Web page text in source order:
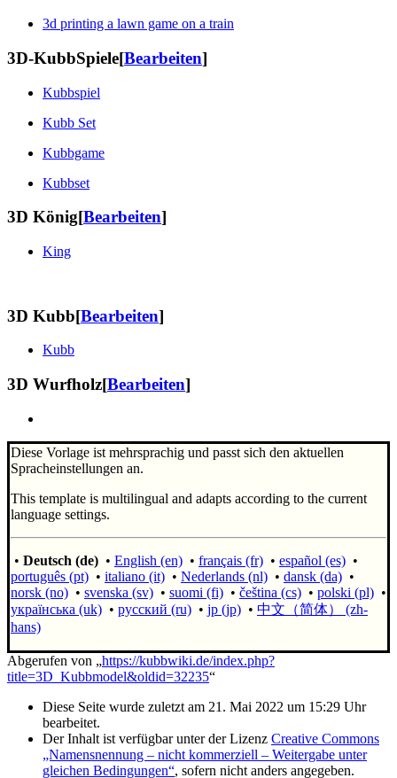
3d printing a lawn game on a train
3D-KubbSpiele[Bearbeiten]
Kubbspiel
Kubb Set
Kubbgame
Kubbset
3D König[Bearbeiten]
King
3D Kubb[Bearbeiten]
Kubb
3D Wurfholz[Bearbeiten]
Diese Vorlage ist mehrsprachig und passt sich den aktuellen
Spracheinstellungen an.
This template is multilingual and adapts according to the current
language settings.
• Deutsch (de) • English (en) • français (fr) • español (es) •
português (pt) • italiano (it) • Nederlands (nl) • dansk (da) •
norsk (no) • svenska (sv) • suomi (fi) • čeština (cs) • polski (pl) •
українська (uk) • русский (ru) • jp (jp) • 中文（简体）‎ (zh-
hans)
Abgerufen von „https://kubbwiki.de/index.php?
title=3D_Kubbmodel&oldid=32235“
Diese Seite wurde zuletzt am 21. Mai 2022 um 15:29 Uhr
bearbeitet.
Der Inhalt ist verfügbar unter der Lizenz Creative Commons
„Namensnennung – nicht kommerziell – Weitergabe unter
gleichen Bedingungen“, sofern nicht anders angegeben.